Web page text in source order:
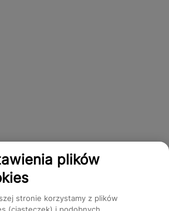
plików
stronie korzystamy z plików